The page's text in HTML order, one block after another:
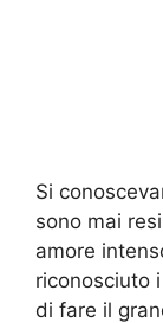
Si
sono mai
amore
riconosciuto
di fare il